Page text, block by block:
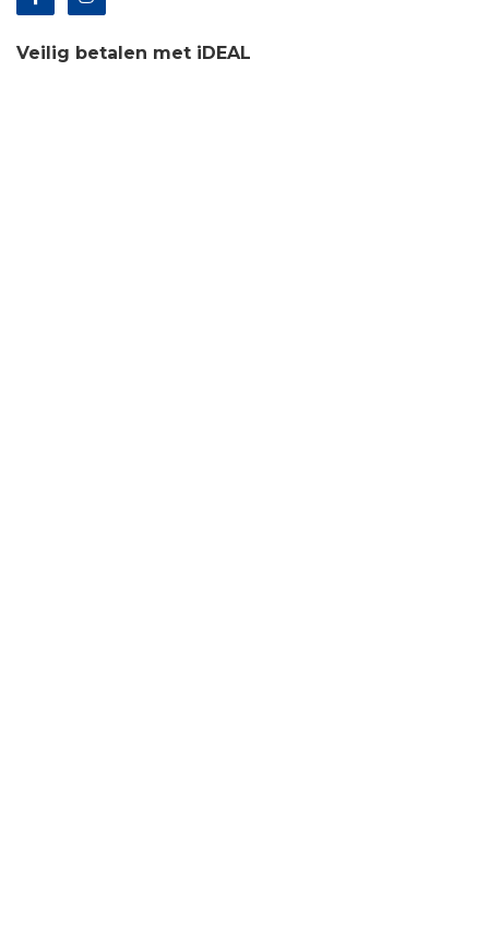
Veilig betalen met iDEAL